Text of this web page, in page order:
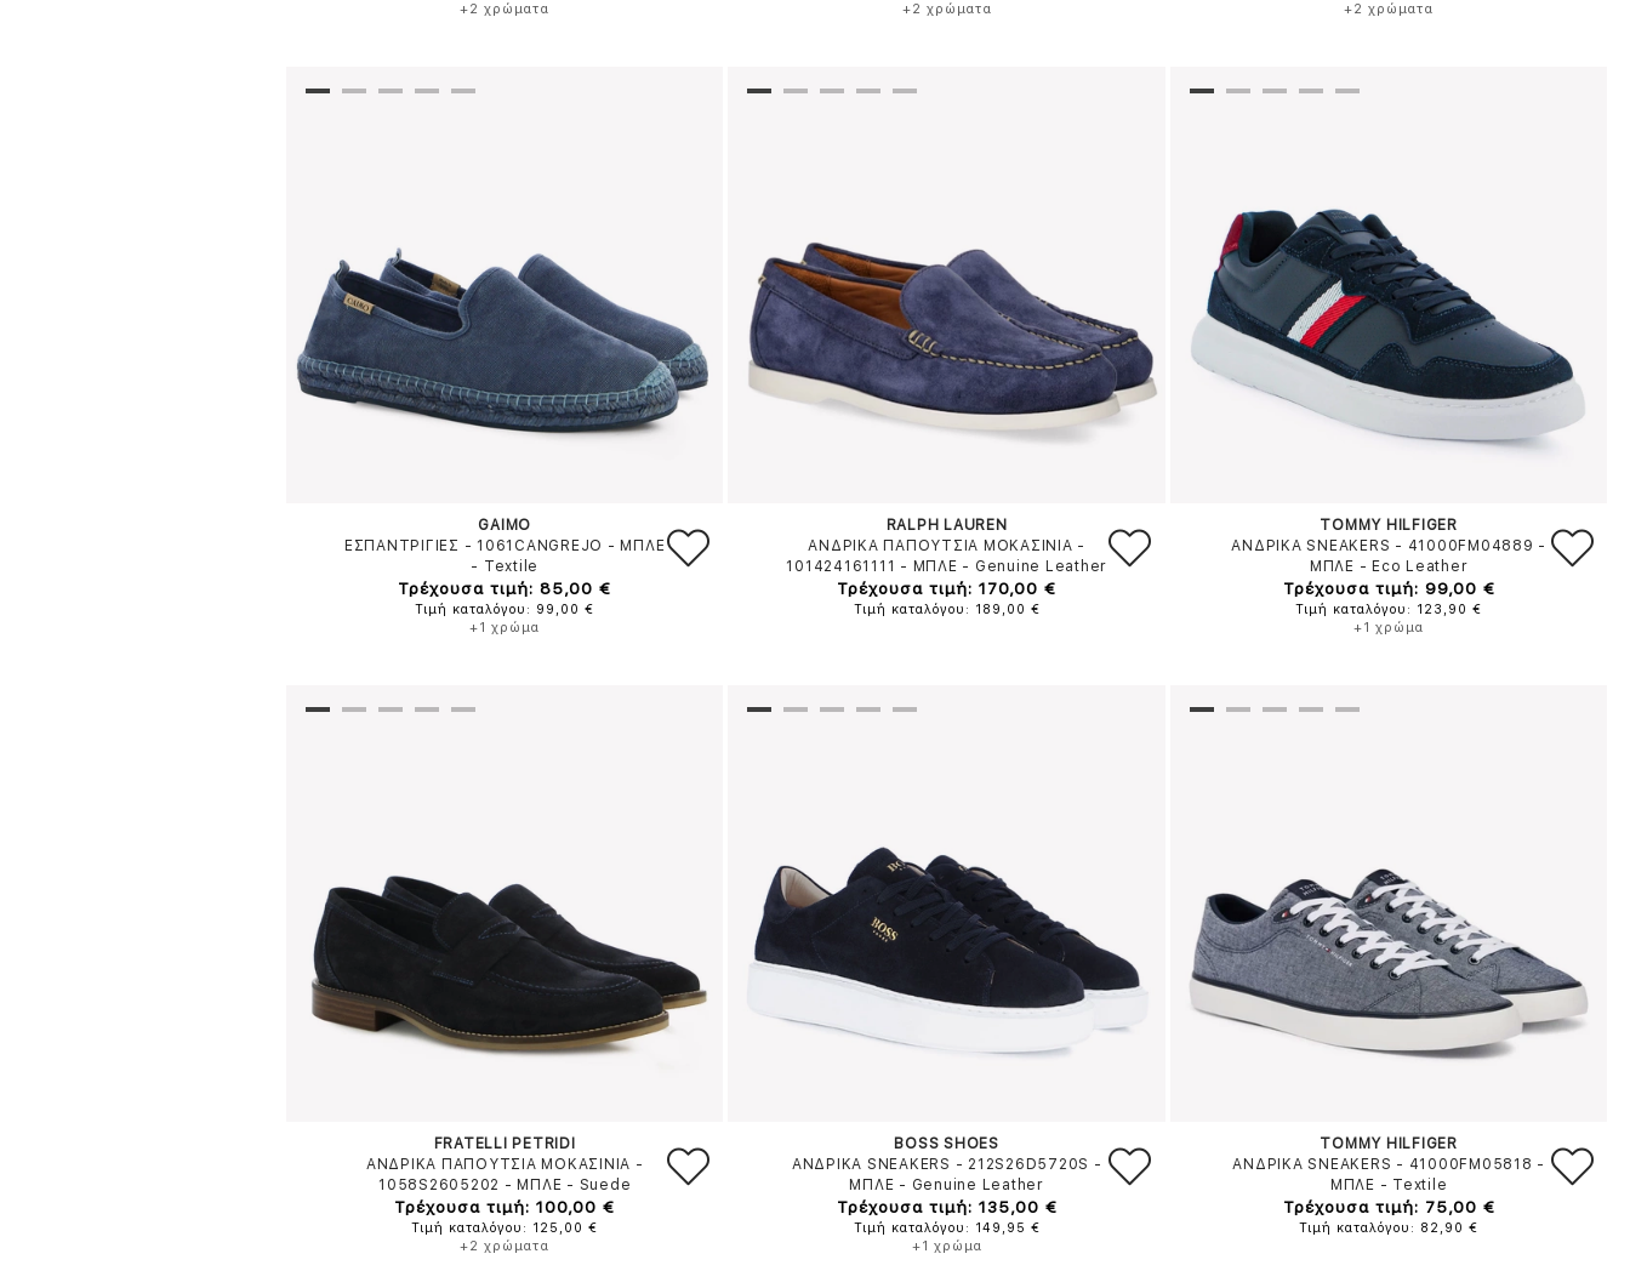
+2 χρώματα
+2 χρώματα
+2 χρώματα
GAIMO
ΕΣΠΑΝΤΡΙΓΙΕΣ - 1061CANGREJO - ΜΠΛΕ
- Textile
Τρέχουσα τιμή: 85,00 €
Τιμή καταλόγου: 99,00 €
+1 χρώμα
RALPH LAUREN
ΑΝΔΡΙΚΑ ΠΑΠΟΥΤΣΙΑ ΜΟΚΑΣΙΝΙΑ -
101424161111 - ΜΠΛΕ - Genuine Leather
Τρέχουσα τιμή: 170,00 €
Τιμή καταλόγου: 189,00 €
TOMMY HILFIGER
ΑΝΔΡΙΚΑ SNEAKERS - 41000FM04889 -
ΜΠΛΕ - Eco Leather
Τρέχουσα τιμή: 99,00 €
Τιμή καταλόγου: 123,90 €
+1 χρώμα
FRATELLI PETRIDI
ΑΝΔΡΙΚΑ ΠΑΠΟΥΤΣΙΑ ΜΟΚΑΣΙΝΙΑ -
1058S2605202 - ΜΠΛΕ - Suede
Τρέχουσα τιμή: 100,00 €
Τιμή καταλόγου: 125,00 €
+2 χρώματα
BOSS SHOES
ΑΝΔΡΙΚΑ SNEAKERS - 212S26D5720S -
ΜΠΛΕ - Genuine Leather
Τρέχουσα τιμή: 135,00 €
Τιμή καταλόγου: 149,95 €
+1 χρώμα
TOMMY HILFIGER
ΑΝΔΡΙΚΑ SNEAKERS - 41000FM05818 -
ΜΠΛΕ - Textile
Τρέχουσα τιμή: 75,00 €
Τιμή καταλόγου: 82,90 €